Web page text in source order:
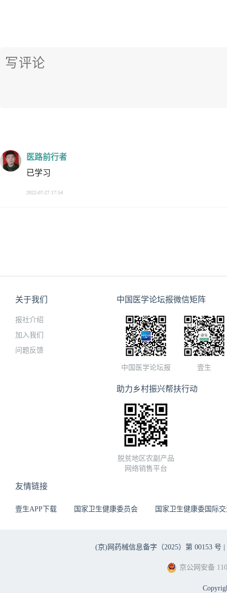
医路前行者
已学习
2022-07-27 17:54
关于我们
报社介绍
加入我们
问题反馈
中国医学论坛报微信矩阵
中国医学论坛报 壹生
助力乡村振兴帮扶行动
脱贫地区农副产品
网络销售平台
友情链接
壹生APP下载 国家卫生健康委员会 国家卫生健康委国际
(京)网药械信息备字（2025）第 00153 号 |
京公网安备